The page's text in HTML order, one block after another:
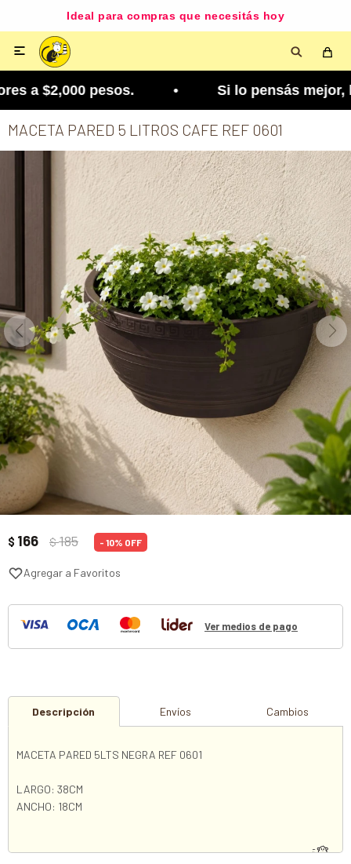
Ideal para compras que necesitás hoy

a $2,000 pesos. • Si lo pensás mejor, lo
MACETA PARED 5 LITROS CAFE REF 0601
$ 166 $185 10
Ver medios de pago
Descripción Envíos Cambios
MACETA PARED 5LTS NEGRA REF 0601
LARGO: 38CM
ANCHO: 18CM